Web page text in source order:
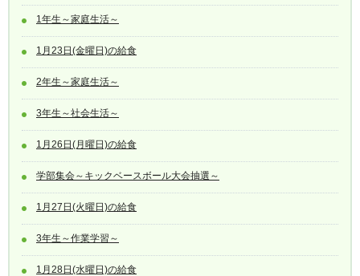
1年生～家庭生活～
1月23日(金曜日)の給食
2年生～家庭生活～
3年生～社会生活～
1月26日(月曜日)の給食
学部集会～キックベースボール大会抽選～
1月27日(火曜日)の給食
3年生～作業学習～
1月28日(水曜日)の給食